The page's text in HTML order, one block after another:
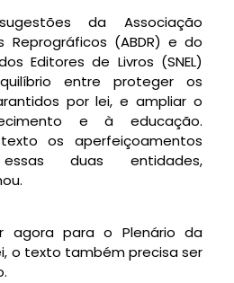
da Associação
Reprográficos (ABDR) e do
Editores de Livros (SNEL)
entre proteger os
por lei, e ampliar o
e à educação.
os aperfeiçoamentos
duas entidades,
agora para o Plenário da
o texto também precisa ser